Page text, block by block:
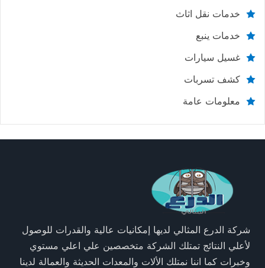
خدمات نقل اثاث
خدمات ينبع
غسيل سيارات
كشف تسربات
معلومات عامة
شركة الدرع المثالي لديها إمكانيات عالية والقدرات للوصول
لأعلي النتائج تمتلك الشركة متخصصين علي اعلي مستوي
وخبرات كما اننا نمتلك الألات والمعدات الحديثة والعمالة لدينا